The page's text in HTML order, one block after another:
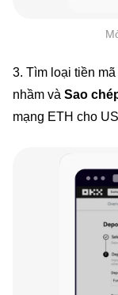
3. Tìm loại tiền
nhầm và Sao
mạng ETH cho